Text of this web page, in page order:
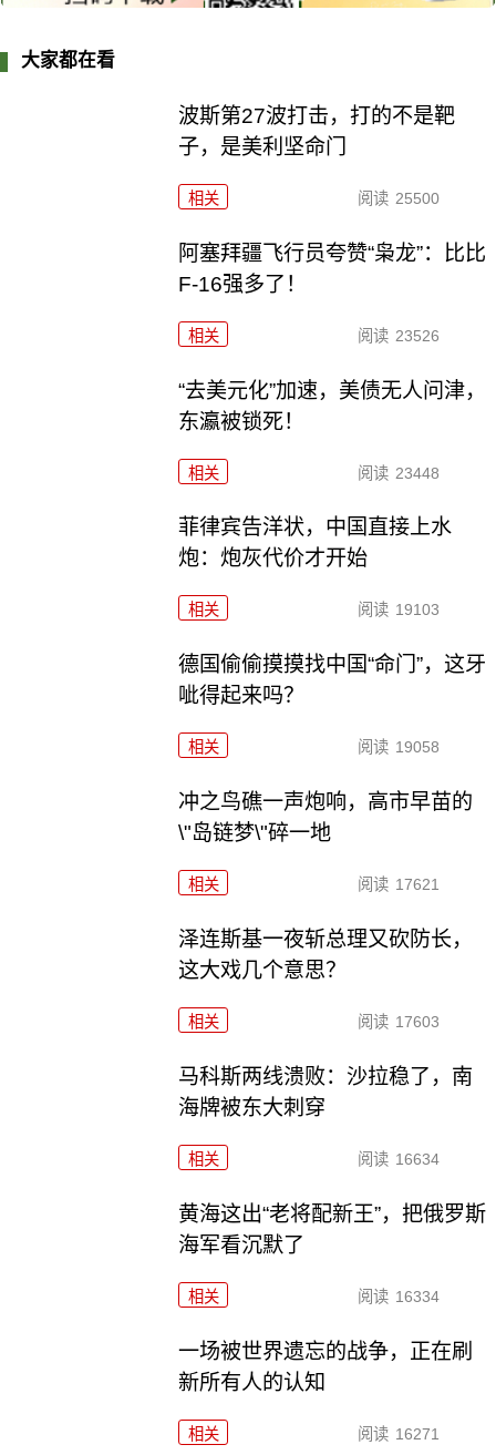
大家都在看
波斯第27波打击，打的不是靶
子，是美利坚命门
相关 阅读 25500
阿塞拜疆飞行员夸赞“枭龙”：比比
F-16强多了！
相关 阅读 23526
“去美元化”加速，美债无人问津，
东瀛被锁死！
相关 阅读 23448
菲律宾告洋状，中国直接上水
炮：炮灰代价才开始
相关 阅读 19103
德国偷偷摸摸找中国“命门”，这牙
呲得起来吗？
相关 阅读 19058
冲之鸟礁一声炮响，高市早苗的
\"岛链梦\"碎一地
相关 阅读 17621
泽连斯基一夜斩总理又砍防长，
这大戏几个意思？
相关 阅读 17603
马科斯两线溃败：沙拉稳了，南
海牌被东大刺穿
相关 阅读 16634
黄海这出“老将配新王”，把俄罗斯
海军看沉默了
相关 阅读 16334
一场被世界遗忘的战争，正在刷
新所有人的认知
相关 阅读 16271